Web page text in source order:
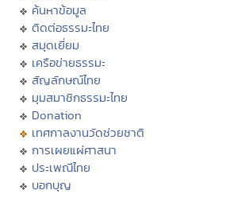
ค้นหาข้อมูล
ติดต่อธรรมะไทย
สมุดเยี่ยม
เครือข่ายธรรมะ
สัญลักษณ์ไทย
มุมสมาชิกธรรมะไทย
Donation
เทศกาลงานวัดช่วยชาติ
การเผยแผ่ศาสนา
ประเพณีไทย
บอกบุญ